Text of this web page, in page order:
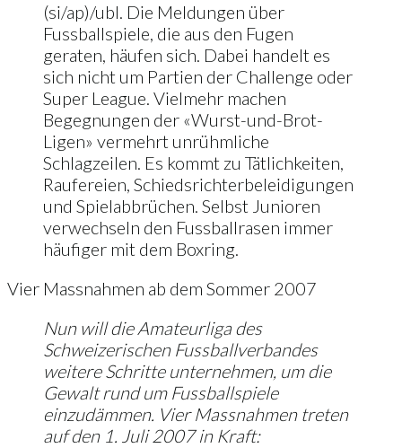
(si/ap)/ubl. Die Meldungen über
Fussballspiele, die aus den Fugen
geraten, häufen sich. Dabei handelt es
sich nicht um Partien der Challenge oder
Super League. Vielmehr machen
Begegnungen der «Wurst-und-Brot-
Ligen» vermehrt unrühmliche
Schlagzeilen. Es kommt zu Tätlichkeiten,
Raufereien, Schiedsrichterbeleidigungen
und Spielabbrüchen. Selbst Junioren
verwechseln den Fussballrasen immer
häufiger mit dem Boxring.
Vier Massnahmen ab dem Sommer 2007
Nun will die Amateurliga des
Schweizerischen Fussballverbandes
weitere Schritte unternehmen, um die
Gewalt rund um Fussballspiele
einzudämmen. Vier Massnahmen treten
auf den 1. Juli 2007 in Kraft: